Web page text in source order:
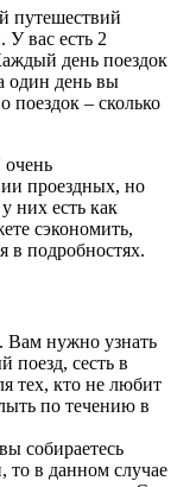
путешествий
вас есть 2
день поездок
один день вы
поездок – сколько
проездных, но
них есть как
сэкономить,
в подробностях.
Вам нужно узнать
поезд, сесть в
тех, кто не любит
по течению в
собираетесь
то в данном случае